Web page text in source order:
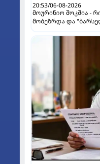
20:53/06-08-2026
მოურინიო შოკშია -
მობეზრდა და